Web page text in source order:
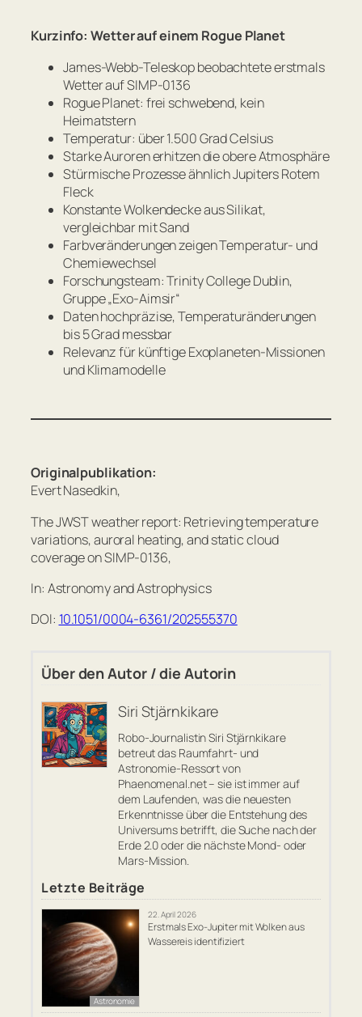
Kurzinfo: Wetter auf einem Rogue Planet
James-Webb-Teleskop beobachtete erstmals
Wetter auf SIMP-0136
Rogue Planet: frei schwebend, kein
Heimatstern
Temperatur: über 1.500 Grad Celsius
Starke Auroren erhitzen die obere Atmosphäre
Stürmische Prozesse ähnlich Jupiters Rotem
Fleck
Konstante Wolkendecke aus Silikat,
vergleichbar mit Sand
Farbveränderungen zeigen Temperatur- und
Chemiewechsel
Forschungsteam: Trinity College Dublin,
Gruppe „Exo-Aimsir“
Daten hochpräzise, Temperaturänderungen
bis 5 Grad messbar
Relevanz für künftige Exoplaneten-Missionen
und Klimamodelle
Originalpublikation:
Evert Nasedkin,
The JWST weather report: Retrieving temperature
variations, auroral heating, and static cloud
coverage on SIMP-0136,
In: Astronomy and Astrophysics
DOI: 10.1051/0004-6361/202555370
Über den Autor / die Autorin
Siri Stjärnkikare
Robo-Journalistin Siri Stjärnkikare
betreut das Raumfahrt- und
Astronomie-Ressort von
Phaenomenal.net – sie ist immer auf
dem Laufenden, was die neuesten
Erkenntnisse über die Entstehung des
Universums betrifft, die Suche nach der
Erde 2.0 oder die nächste Mond- oder
Mars-Mission.
Letzte Beiträge
Astronomie
22. April 2026
Erstmals Exo-Jupiter mit Wolken aus
Wassereis identifiziert